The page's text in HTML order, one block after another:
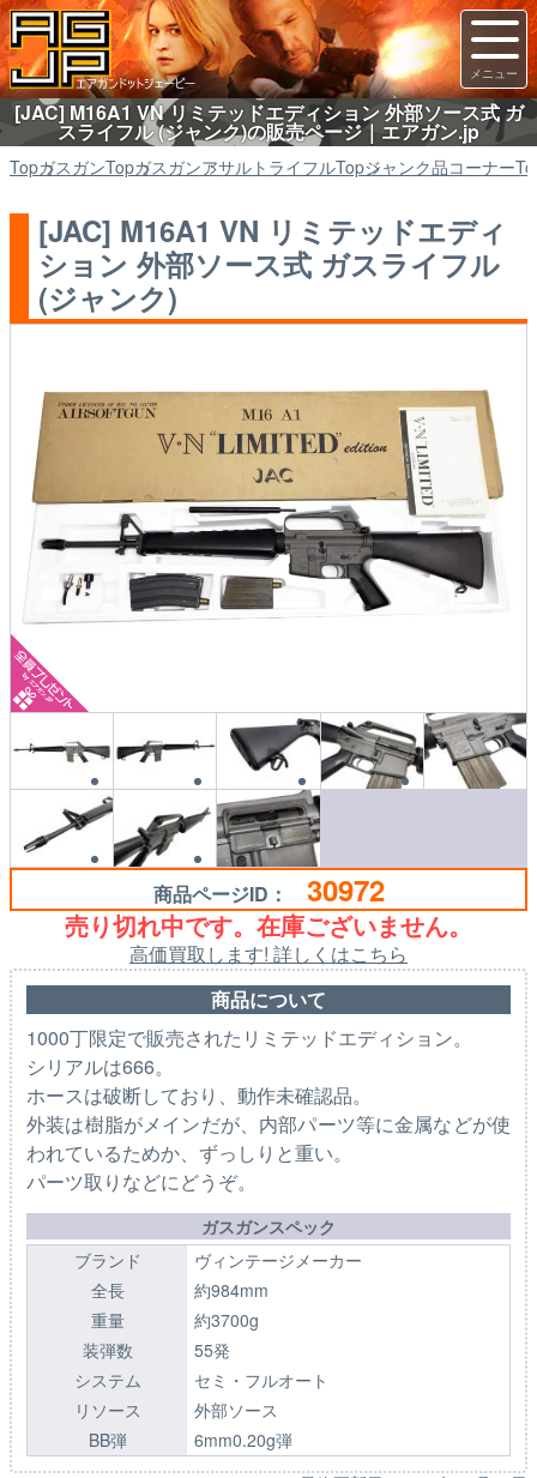
[JAC] M16A1 VN リミテッドエディション 外部ソース式 ガ
スライフル (ジャンク)の販売ページ｜エアガン.jp
TopガスガンTopガスガンアサルトライフルTopジャンク品コーナー
[JAC] M16A1 VN リミテッドエディ
ション 外部ソース式 ガスライフル
(ジャンク)
商品ページID： 30972
売り切れ中です。在庫ございません。
高価買取します! 詳しくはこちら
商品について
1000丁限定で販売されたリミテッドエディション。
シリアルは666。
ホースは破断しており、動作未確認品。
外装は樹脂がメインだが、内部パーツ等に金属などが使
われているためか、ずっしりと重い。
パーツ取りなどにどうぞ。
ガスガンスペック
ブランド
ヴィンテージメーカー
全長
約984mm
重量
約3700g
装弾数
55発
システム
セミ・フルオート
リソース
外部ソース
BB弾
6mm0.20g弾